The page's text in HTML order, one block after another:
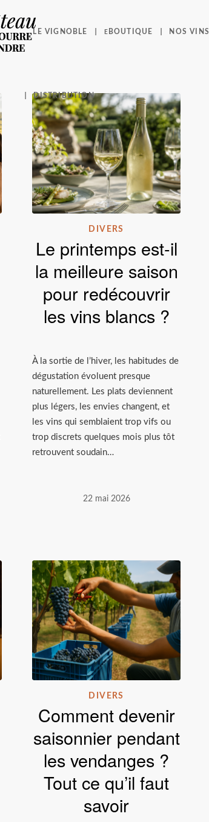
LE VIGNOBLE E BOUTIQUE NOS VINS
DISTRIBUTION
DIVERS
Le printemps est-il
la meilleure saison
pour redécouvrir
les vins blancs ?
À la sortie de l’hiver, les habitudes de
dégustation évoluent presque
naturellement. Les plats deviennent
plus légers, les envies changent, et
les vins qui semblaient trop vifs ou
trop discrets quelques mois plus tôt
retrouvent soudain…
22 mai 2026
DIVERS
Comment devenir
saisonnier pendant
les vendanges ?
Tout ce qu’il faut
savoir